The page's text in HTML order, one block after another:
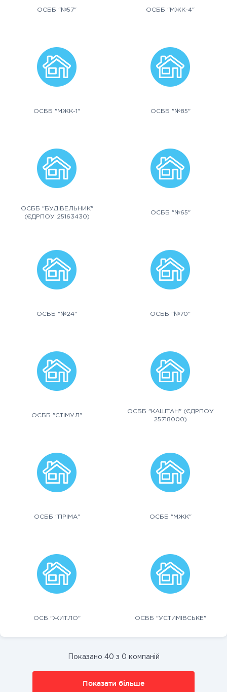
ОСББ "№57" ОСББ "МЖК-4"
ОСББ "МЖК-1" ОСББ "№85"
ОСББ "БУДІВЕЛЬНИК"
(ЄДРПОУ 25163430)
ОСББ "№65"
ОСББ "№24" ОСББ "№70"
ОСББ "СТІМУЛ"
ОСББ "КАШТАН" (ЄДРПОУ
25718000)
ОСББ "ПРІМА" ОСББ "МЖК"
ОСБ "ЖИТЛО" ОСББ "УСТИМІВСЬКЕ"
Показано 40 з 0 компаній
Показати більше